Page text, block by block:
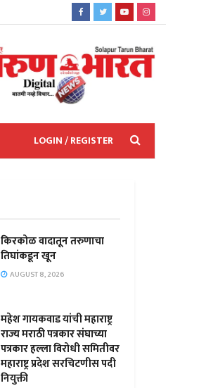
LOGIN / REGISTER
किरकोळ वादातून तरुणाचा
तिघांकडून खून
AUGUST 8, 2026
महेश गायकवाड यांची महाराष्ट्र
राज्य मराठी पत्रकार संघाच्या
पत्रकार हल्ला विरोधी समितीवर
महाराष्ट्र प्रदेश सरचिटणीस पदी
नियुक्ती